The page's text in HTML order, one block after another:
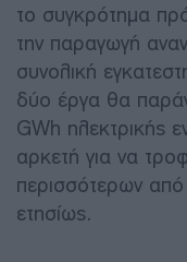
το συγκρότημα
την παραγωγή
συνολική
δύο έργα θα
GWh ηλεκτρικής
αρκετή για να
περισσότερων
ετησίως.